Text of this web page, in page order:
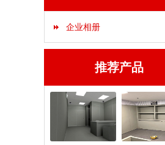
企业相册
推荐产品